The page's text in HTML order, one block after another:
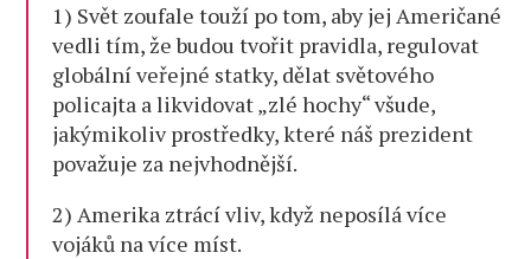
1) Svět zoufale touží po tom, aby jej Američané
vedli tím, že budou tvořit pravidla, regulovat
globální veřejné statky, dělat světového
policajta a likvidovat „zlé hochy“ všude,
jakýmikoliv prostředky, které náš prezident
považuje za nejvhodnější.
2) Amerika ztrácí vliv, když neposílá více
vojáků na více míst.